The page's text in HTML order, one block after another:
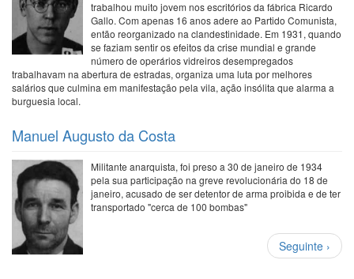
trabalhou muito jovem nos escritórios da fábrica Ricardo
Gallo. Com apenas 16 anos adere ao Partido Comunista,
então reorganizado na clandestinidade. Em 1931, quando
se faziam sentir os efeitos da crise mundial e grande
número de operários vidreiros desempregados
trabalhavam na abertura de estradas, organiza uma luta por melhores
salários que culmina em manifestação pela vila, ação insólita que alarma a
burguesia local.
Manuel Augusto da Costa
Militante anarquista, foi preso a 30 de janeiro de 1934
pela sua participação na greve revolucionária do 18 de
janeiro, acusado de ser detentor de arma proibida e de ter
transportado "cerca de 100 bombas"
Paginação
Próxima
página
Seguinte ›